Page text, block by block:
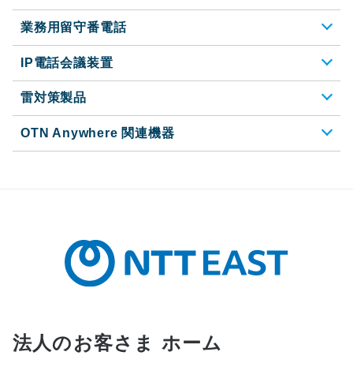
業務用留守番電話
IP電話会議装置
雷対策製品
OTN Anywhere 関連機器
法人のお客さま ホーム